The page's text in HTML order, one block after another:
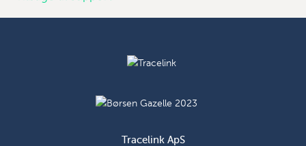
Tracelink ApS